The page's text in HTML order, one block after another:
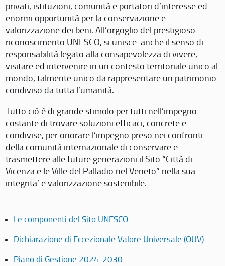
privati, istituzioni, comunità e portatori d’interesse ed
enormi opportunità per la conservazione e
valorizzazione dei beni. All’orgoglio del prestigioso
riconoscimento UNESCO, si unisce anche il senso di
responsabilità legato alla consapevolezza di vivere,
visitare ed intervenire in un contesto territoriale unico al
mondo, talmente unico da rappresentare un patrimonio
condiviso da tutta l’umanità.
Tutto ciò è di grande stimolo per tutti nell’impegno
costante di trovare soluzioni efficaci, concrete e
condivise, per onorare l’impegno preso nei confronti
della comunità internazionale di conservare e
trasmettere alle future generazioni il Sito “Città di
Vicenza e le Ville del Palladio nel Veneto” nella sua
integrita’ e valorizzazione sostenibile.
Le componenti del Sito UNESCO
Dichiarazione di Eccezionale Valore Universale (OUV)
Piano di Gestione 2024-2030